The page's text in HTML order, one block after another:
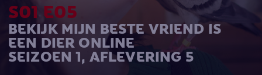
S01 E05
BEKIJK MIJN BESTE VRIEND IS
EEN DIER ONLINE
SEIZOEN 1, AFLEVERING 5